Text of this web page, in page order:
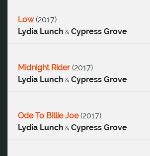
Low(2017)
Lydia Lunch & Cypress Grove
Midnight Rider (2017)
Lydia Lunch & Cypress Grove
Ode To Billie Joe(2017)
Lydia Lunch & Cypress Grove